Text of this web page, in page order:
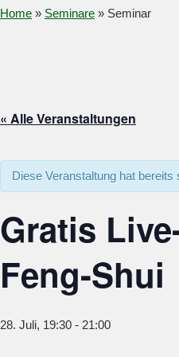
Home » Seminare » Seminar
« Alle Veranstaltungen
Diese Veranstaltung hat bereits
Gratis
Feng-Shui
28. Juli, 19:30 - 21:00